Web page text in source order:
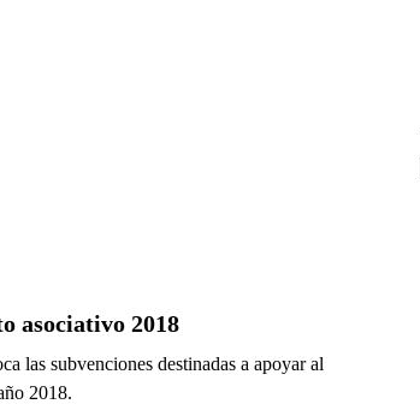
asociativo 2018
las subvenciones destinadas a apoyar al
2018.